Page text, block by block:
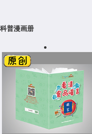
科普漫画册